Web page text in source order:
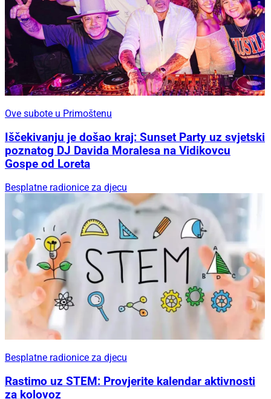
Ove subote u Primoštenu
Iščekivanju je došao kraj: Sunset Party uz svjetski
poznatog DJ Davida Moralesa na Vidikovcu
Gospe od Loreta
Besplatne radionice za djecu
Besplatne radionice za djecu
Rastimo uz STEM: Provjerite kalendar aktivnosti
za kolovoz